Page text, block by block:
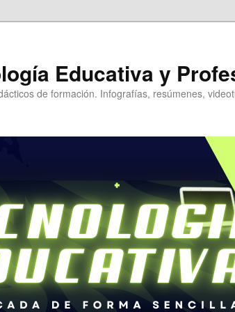
Educativa y
de formación. Infografías, resúmenes,